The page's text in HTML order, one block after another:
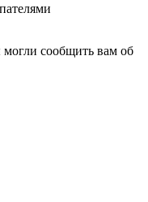
сообщить вам об